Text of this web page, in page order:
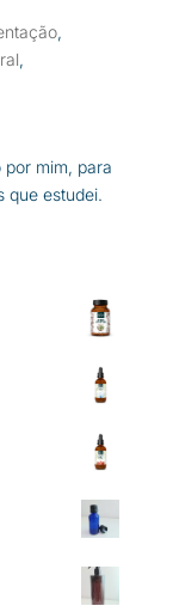
,
,
por mim, para
que estudei.